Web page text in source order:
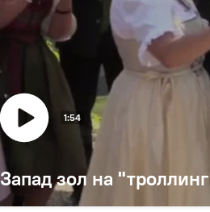
Запад зол на
1:54